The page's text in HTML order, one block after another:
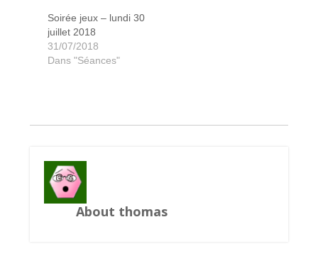
Soirée jeux – lundi 30
juillet 2018
31/07/2018
Dans "Séances"
About thomas